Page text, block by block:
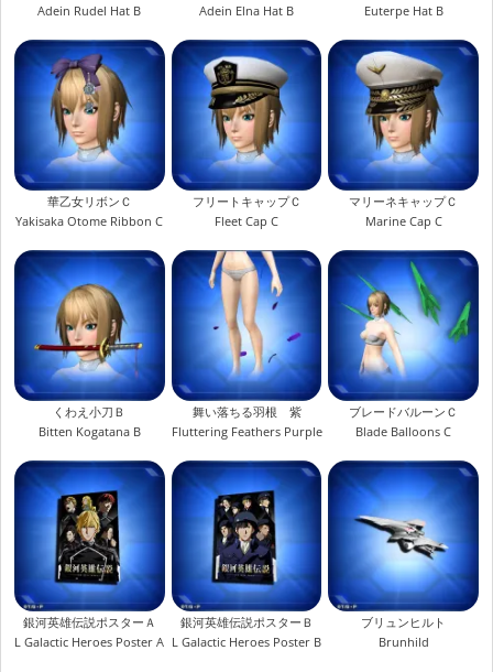
Adein Rudel Hat B
Adein Elna Hat B
Euterpe Hat B
華乙女リボンＣ
Yakisaka Otome Ribbon C
フリートキャップＣ
Fleet Cap C
マリーネキャップＣ
Marine Cap C
くわえ小刀Ｂ
Bitten Kogatana B
舞い落ちる羽根 紫
Fluttering Feathers Purple
ブレードバルーンＣ
Blade Balloons C
銀河英雄伝説ポスターＡ
L Galactic Heroes Poster A
銀河英雄伝説ポスターＢ
L Galactic Heroes Poster B
ブリュンヒルト
Brunhild